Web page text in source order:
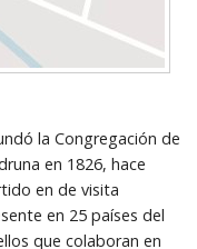
la Congregación de
en 1826, hace
en de visita
en 25 países del
que colaboran en